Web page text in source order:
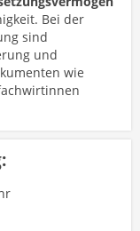
Bei der
sind
und
wie